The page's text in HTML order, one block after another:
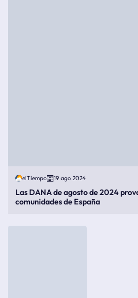
elTiempo 19 ago 2024
Las DANA de agosto de 2024
comunidades de España